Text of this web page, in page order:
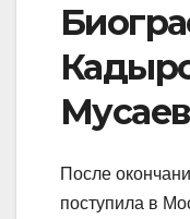
После
поступила в